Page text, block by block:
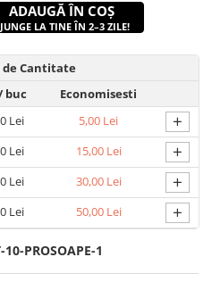
ADAUGĂ ÎN COȘ
LA TINE ÎN 2–3 ZILE!
de Cantitate
buc
Economisesti
Lei 5,00 Lei +
Lei 15,00 Lei +
Lei 30,00 Lei +
Lei 50,00 Lei +
10-PROSOAPE-1